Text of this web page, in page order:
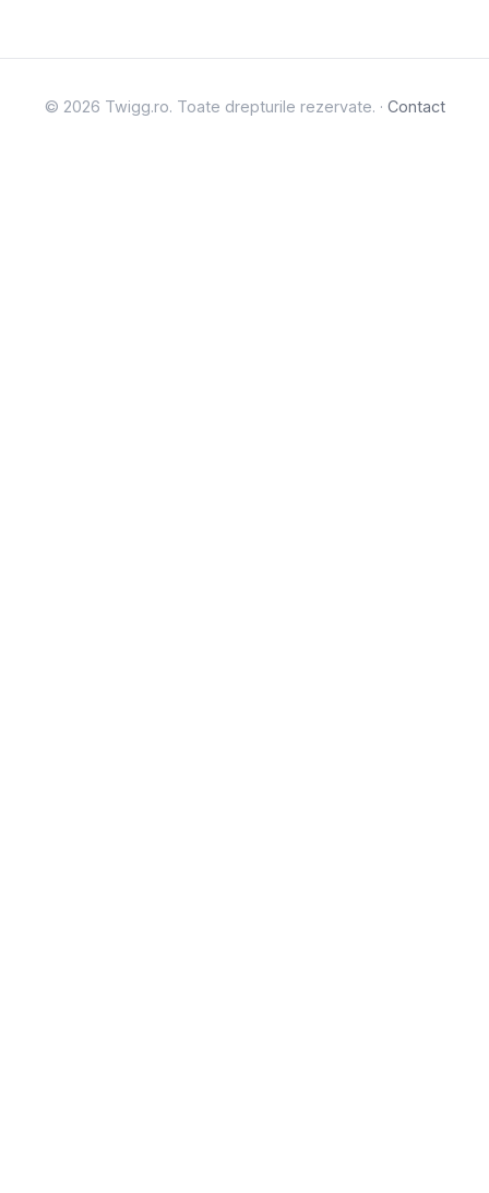
© 2026 Twigg.ro. Toate drepturile rezervate. · Contact